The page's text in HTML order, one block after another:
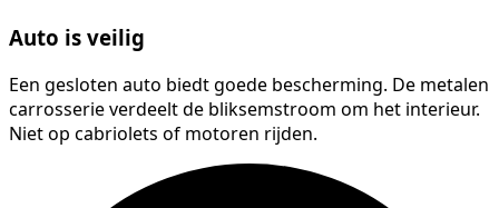
Auto is veilig
Een gesloten auto biedt goede bescherming. De metalen
carrosserie verdeelt de bliksemstroom om het interieur.
Niet op cabriolets of motoren rijden.